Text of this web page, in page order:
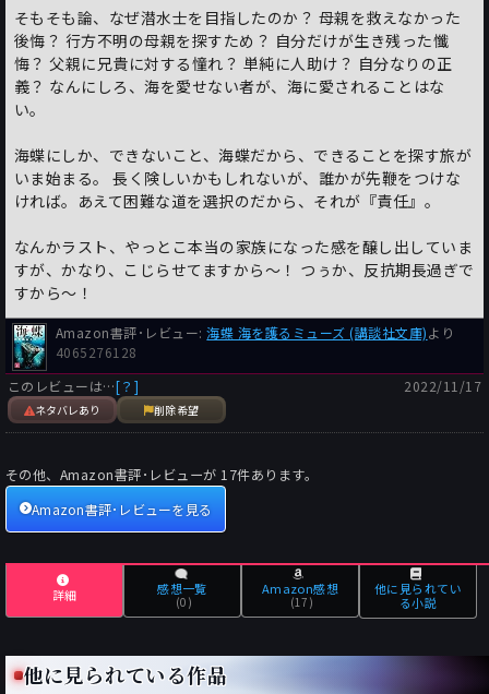
そもそも論、なぜ潜水士を目指したのか？ 母親を救えなかった
後悔？ 行方不明の母親を探すため？ 自分だけが生き残った懺
悔？ 父親に兄貴に対する憧れ？ 単純に人助け？ 自分なりの正
義？ なんにしろ、海を愛せない者が、海に愛されることはな
い。
海蝶にしか、できないこと、海蝶だから、できることを探す旅が
いま始まる。 長く険しいかもしれないが、誰かが先鞭をつけな
ければ。あえて困難な道を選択のだから、それが『責任』。
なんかラスト、やっとこ本当の家族になった感を醸し出していま
すが、かなり、こじらせてますから～！ つぅか、反抗期長過ぎで
すから～！
Amazon書評･レビュー:海蝶 海を護るミューズ (講談社文庫)より
4065276128
このレビューは…[？]
ネタバレあり 削除希望
2022/11/17
その他、Amazon書評･レビューが17件あります。
Amazon書評･レビューを見る
詳細 感想一覧
(0)
Amazon感想
(17)
他に見られてい
る小説
他に見られている作品